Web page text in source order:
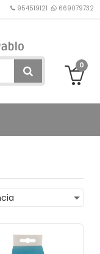
954519121 669079732
0